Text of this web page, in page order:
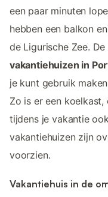
een paar minuten
hebben een balkon
de Ligurische Zee. De
vakantiehuizen in
je kunt gebruik
Zo is er een
tijdens je vakantie
vakantiehuizen zijn
voorzien.
Vakantiehuis in de